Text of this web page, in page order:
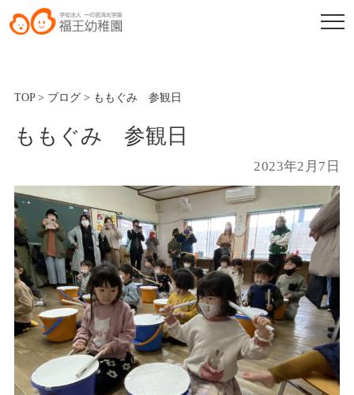
TOP> ブログ> ももぐみ 参観日
ももぐみ 参観日
2023年2月7日